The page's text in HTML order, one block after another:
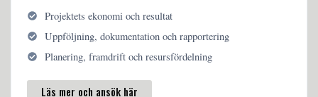
Projektets ekonomi och resultat
Uppföljning, dokumentation och rapportering
Planering, framdrift och resursfördelning
Läs mer och ansök här